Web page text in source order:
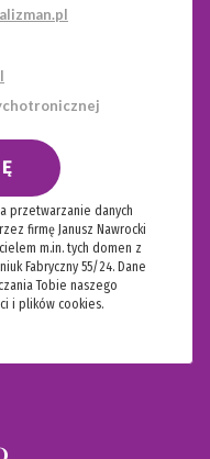
przetwarzanie danych
firmę Janusz Nawrocki
m.in. tych domen z
Fabryczny 55/24. Dane
Tobie naszego
i plików cookies.